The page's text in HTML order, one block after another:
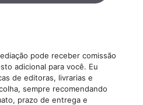
pode receber comissão
adicional para você. Eu
de editoras, livrarias e
sempre recomendando
prazo de entrega e